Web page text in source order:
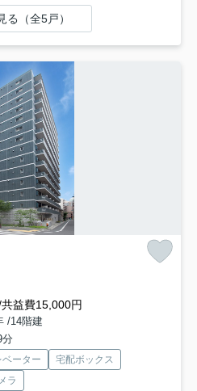
る（全5戸）
益費15,000円
/14階建
分
ベーター
宅配ボックス
ラ